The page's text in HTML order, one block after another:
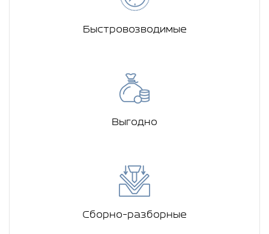
Быстровозводимые
Выгодно
Сборно-разборные